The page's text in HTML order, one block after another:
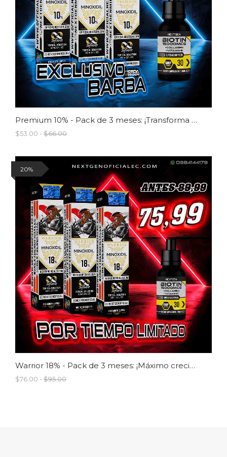
Premium 10% - Pack de 3 meses: ¡Transforma tu barba ahora!
$53.00 - $66.00
20%
Warrior 18% - Pack de 3 meses: ¡Máximo crecimiento para cabello y barba!
$76.00 - $95.00